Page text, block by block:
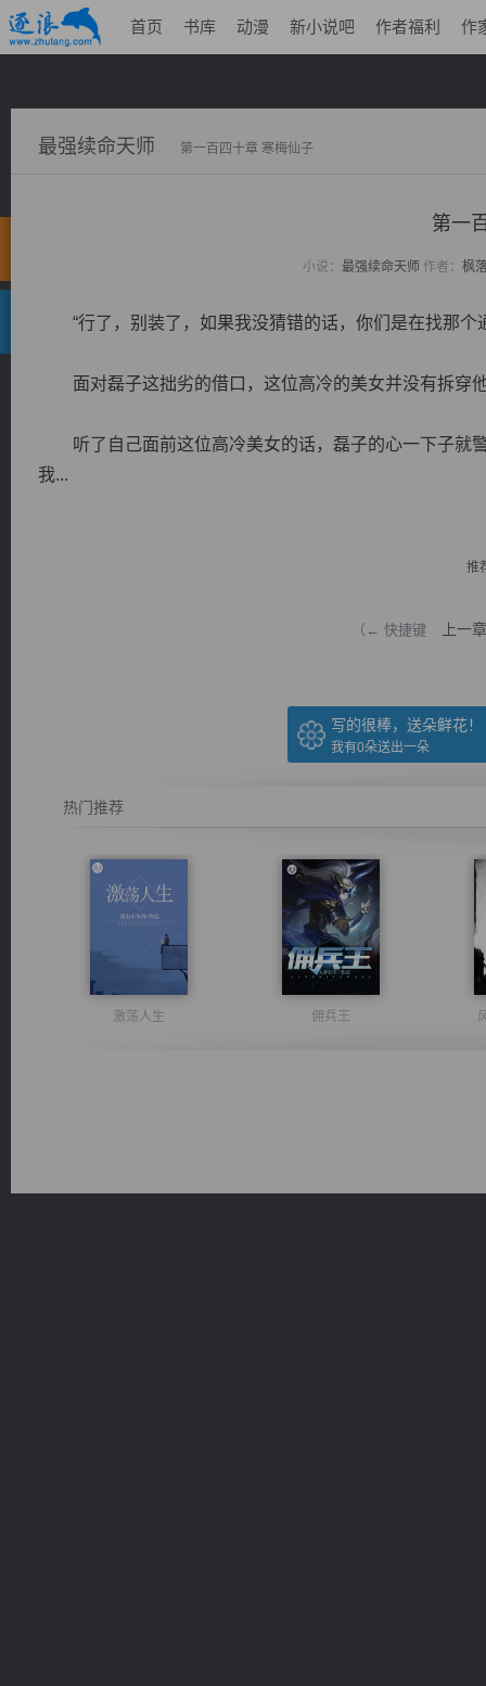
首页 书库 动漫 新小说吧 作者福利 作
最强续命天师 第一百四十章 寒梅仙子
第一
小说： 最强续命天师 作者： 枫
“行了，别装了，如果我没猜错的话，你们是在找那个
面对磊子这拙劣的借口，这位高冷的美女并没有拆穿
听了自己面前这位高冷美女的话，磊子的心一下子就
我...
推
（← 快捷键 上一章
写的很棒，送朵鲜花！
我有0朵送出一朵
热门推荐
激荡人生 佣兵王